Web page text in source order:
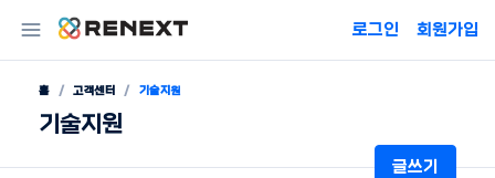
로그인 회원가입
홈 고객센터 기술지원
기술지원
글쓰기